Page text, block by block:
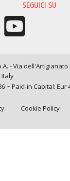
SEGUICI SU
- Via dell'Artigianato
Italy
~ Paid-in Capital: Eur
Cookie Policy